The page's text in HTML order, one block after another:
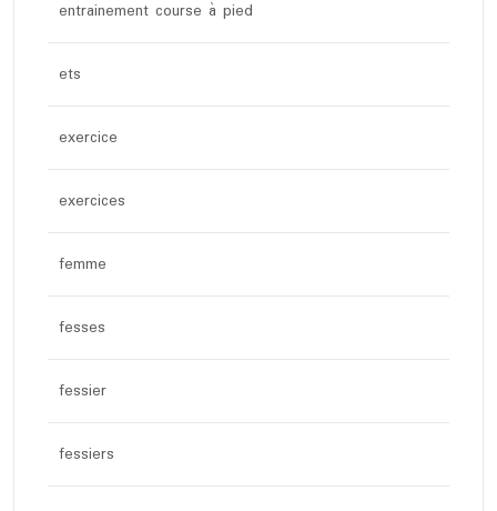
entrainement course à pied
ets
exercice
exercices
femme
fesses
fessier
fessiers